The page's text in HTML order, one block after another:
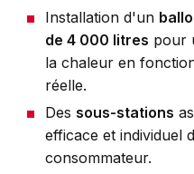
Installation d'un
de 4 000 litres pour
la chaleur en
réelle.
Des sous-stations
efficace et individuel
consommateur.